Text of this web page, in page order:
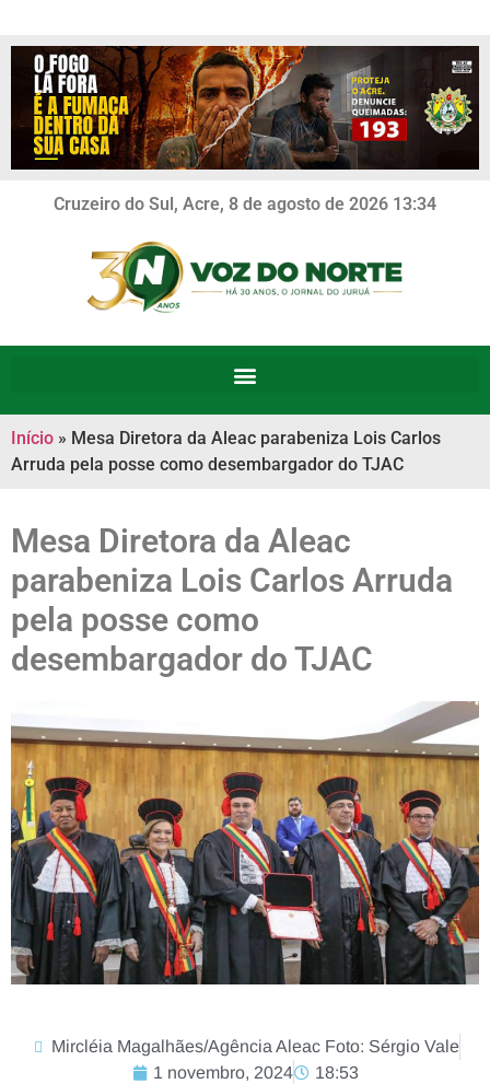
Cruzeiro do Sul, Acre, 8 de agosto de 2026 13:34
Início » Mesa Diretora da Aleac parabeniza Lois Carlos
Arruda pela posse como desembargador do TJAC
Mesa Diretora da Aleac
parabeniza Lois Carlos Arruda
pela posse como
desembargador do TJAC
Mircléia Magalhães/Agência Aleac Foto: Sérgio Vale
1 novembro, 2024
18:53